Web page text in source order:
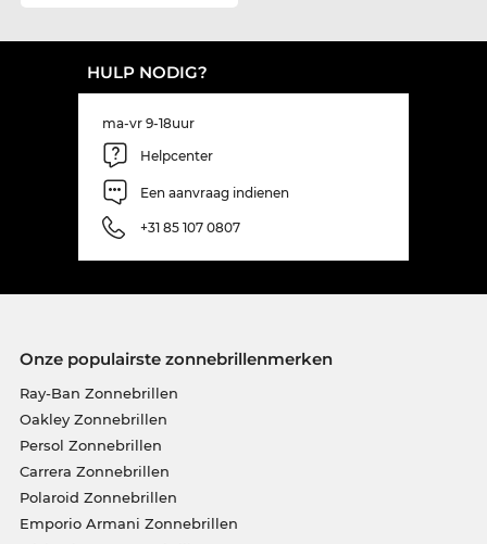
HULP NODIG?
ma-vr 9-18uur
Helpcenter
Een aanvraag indienen
+31 85 107 0807
Onze populairste zonnebrillenmerken
Ray-Ban Zonnebrillen
Oakley Zonnebrillen
Persol Zonnebrillen
Carrera Zonnebrillen
Polaroid Zonnebrillen
Emporio Armani Zonnebrillen